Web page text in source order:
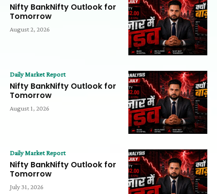
Nifty BankNifty Outlook for
Tomorrow
August 2, 2026
Daily Market Report
Nifty BankNifty Outlook for
Tomorrow
August 1, 2026
Daily Market Report
Nifty BankNifty Outlook for
Tomorrow
July 31, 2026